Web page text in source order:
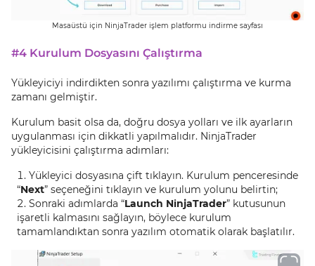
Masaüstü için NinjaTrader işlem platformu indirme sayfası
#4 Kurulum Dosyasını Çalıştırma
Yükleyiciyi indirdikten sonra yazılımı çalıştırma ve kurma
zamanı gelmiştir.
Kurulum basit olsa da, doğru dosya yolları ve ilk ayarların
uygulanması için dikkatli yapılmalıdır. NinjaTrader
yükleyicisini çalıştırma adımları:
Yükleyici dosyasına çift tıklayın. Kurulum penceresinde
“Next” seçeneğini tıklayın ve kurulum yolunu belirtin;
Sonraki adımlarda “Launch NinjaTrader” kutusunun
işaretli kalmasını sağlayın, böylece kurulum
tamamlandıktan sonra yazılım otomatik olarak başlatılır.